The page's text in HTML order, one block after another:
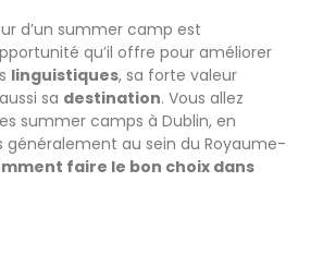
d’un summer camp est
qu’il offre pour améliorer
linguistiques, sa forte valeur
sa destination. Vous allez
summer camps à Dublin, en
généralement au sein du Royaume-
faire le bon choix dans